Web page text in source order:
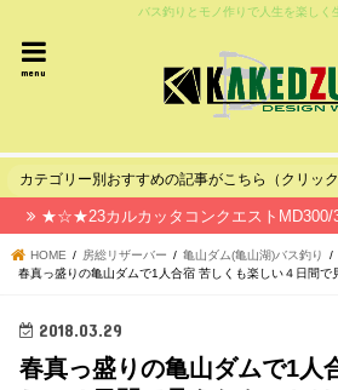
バス釣りとモノ作りで人生を楽しく
menu
カテゴリー別おすすめの記事がこちら（クリック
★☆★23カルカッタコンクエスト
HOME 房総リザーバー
亀山ダム(亀山湖)バス釣り
春真っ盛りの亀山ダムで1人合宿 苦しくも楽しい４日間で
2018.03.29
春真っ盛りの亀山ダムで1人